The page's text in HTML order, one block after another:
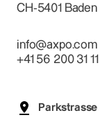
CH-5401 Baden
info@axpo.com
+41 56 200 31 11